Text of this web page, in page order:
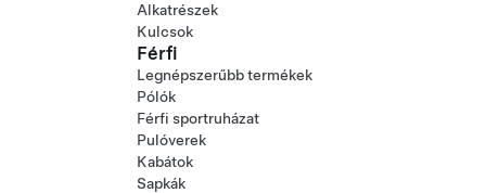
Alkatrészek
Kulcsok
Férfi
Legnépszerűbb termékek
Pólók
Férfi sportruházat
Pulóverek
Kabátok
Sapkák